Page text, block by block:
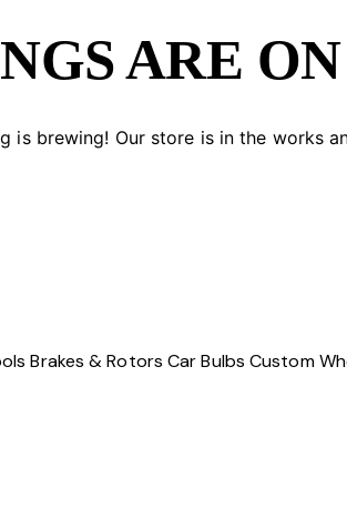
ARE
is brewing! Our store is in the works
Brakes & Rotors Car Bulbs Custom